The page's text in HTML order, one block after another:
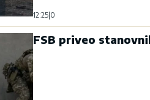
12:25 0
FSB priveo